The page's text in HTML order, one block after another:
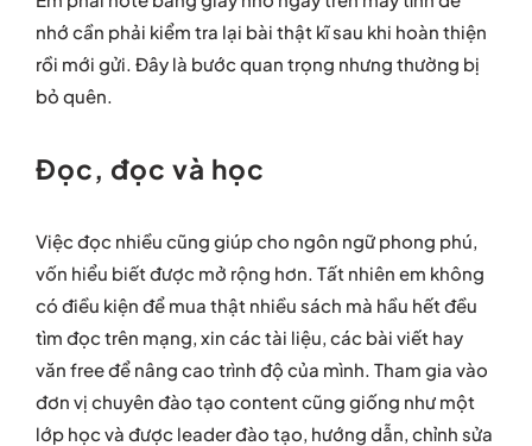
nhớ cần phải kiểm tra lại bài thật kĩ sau khi hoàn thiện
rồi mới gửi. Đây là bước quan trọng nhưng thường bị
bỏ quên.
Đọc, đọc và học
Việc đọc nhiều cũng giúp cho ngôn ngữ phong phú,
vốn hiểu biết được mở rộng hơn. Tất nhiên em không
có điều kiện để mua thật nhiều sách mà hầu hết đều
tìm đọc trên mạng, xin các tài liệu, các bài viết hay
văn free để nâng cao trình độ của mình. Tham gia vào
đơn vị chuyên đào tạo content cũng giống như một
lớp học và được leader đào tạo, hướng dẫn, chỉnh sửa